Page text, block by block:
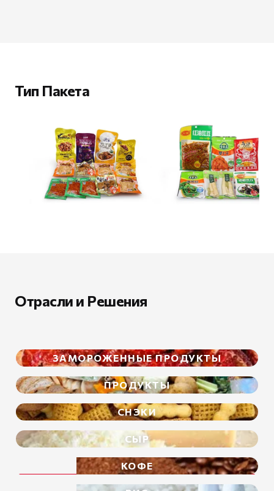
Тип Пакета
Отрасли и Решения
ЗАМОРОЖЕННЫЕ ПРОДУКТЫ
ПРОДУКТЫ
СНЭКИ
СЫР
КОФЕ